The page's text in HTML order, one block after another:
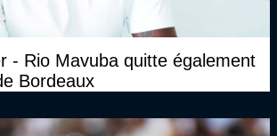
- Rio Mavuba quitte également
Bordeaux